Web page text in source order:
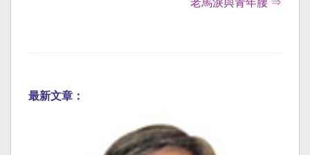
老馬淚與青年腰 ⇒
最新文章：